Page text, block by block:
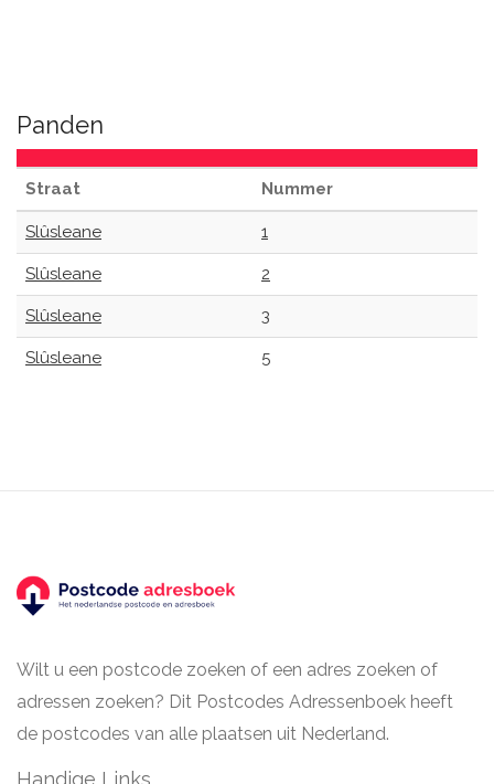
Panden
Straat Nummer
Slûsleane 1
Slûsleane 2
Slûsleane 3
Slûsleane 5
Wilt u een postcode zoeken of een adres zoeken of
adressen zoeken? Dit Postcodes Adressenboek heeft
de postcodes van alle plaatsen uit Nederland.
Handige Links